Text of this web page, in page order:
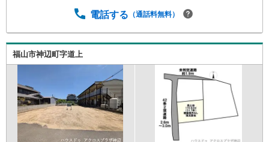
電話する （通話料無料）
福山市神辺町字道上